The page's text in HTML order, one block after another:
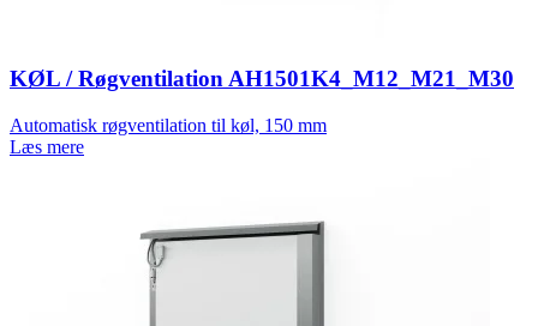
KØL / Røgventilation AH1501K4_M12_M21_M30
Automatisk røgventilation til køl, 150 mm
Læs mere